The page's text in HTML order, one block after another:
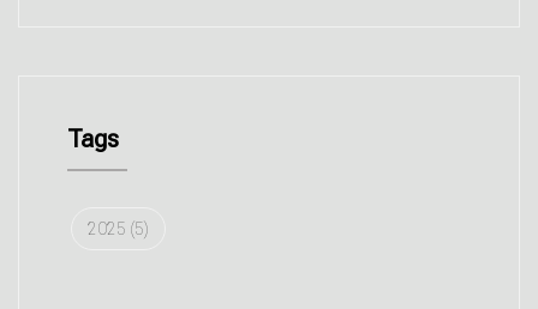
Tags
2025 (5)